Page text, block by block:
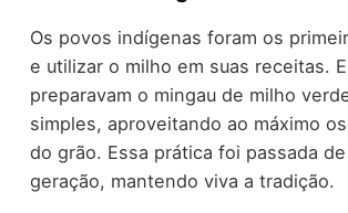
Os povos indígenas foram os
e utilizar o milho em suas receitas.
preparavam o mingau de milho
simples, aproveitando ao máximo
do grão. Essa prática foi passada
geração, mantendo viva a tradição.